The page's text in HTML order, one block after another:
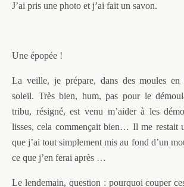
J’ai pris une photo et j’ai fait un savon.
Une épopée !
La veille, je prépare, dans des moules en
soleil. Très bien, hum, pas pour le
tribu, résigné, est venu m’aider à les
lisses, cela commençait bien… Il me restait
que j’ai tout simplement mis au fond d’un
ce que j’en ferai après …
Le lendemain, question : pourquoi couper